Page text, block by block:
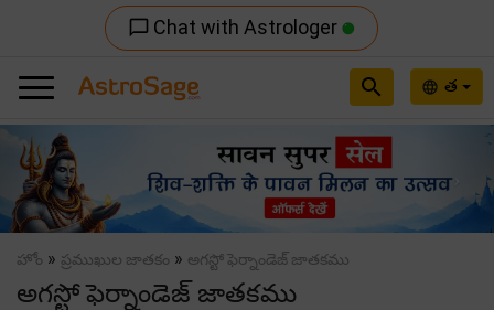
chat_bubble_outline Chat with Astrologer
language త
search
Previous
హోం » ప్రముఖుల జాతకం » అగస్టో ఫెర్నాండెజ్ జాతకము
అగస్టో ఫెర్నాండెజ్ జాతకము